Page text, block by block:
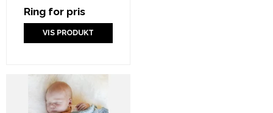
Ring for pris
VIS PRODUKT